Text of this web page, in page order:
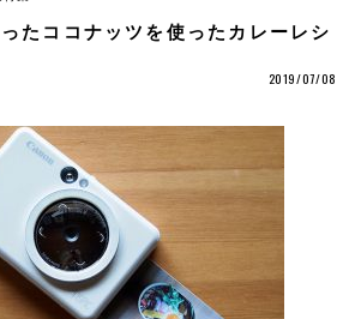
たココナッツを使ったカレーレシ
2019/07/08